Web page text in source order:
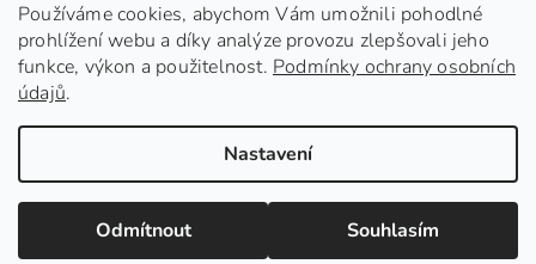
Používáme cookies, abychom Vám umožnili pohodlné
prohlížení webu a díky analýze provozu zlepšovali jeho
funkce, výkon a použitelnost. Podmínky ochrany osobních
údajů.
Nastavení
Odmítnout Souhlasím
Vytvořil Shoptet
Copyright 2026
. Všechna práva
Upravit nastavení cookies